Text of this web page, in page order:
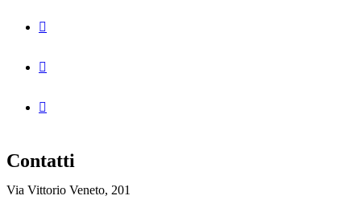
Contatti
Via Vittorio Veneto, 201